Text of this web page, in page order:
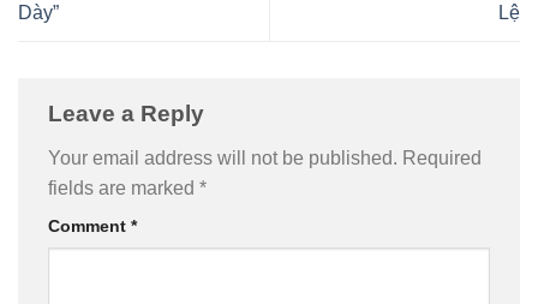
Dày”
Lệ
Leave a Reply
Your email address will not be published. Required
fields are marked *
Comment *